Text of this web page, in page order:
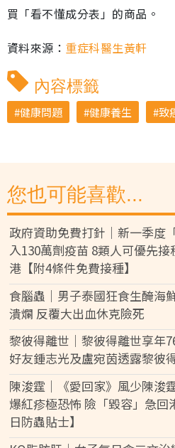
買「看不懂成分表」的商品。
資料來源： 重症科醫生黃軒
內容標籤
健康問題 健康養生 致
您也可能喜歡...
政府資助免費打針｜新一季度
入130萬劑疫苗 8類人可優先
港【附4條件免費接種】
食腦蟲｜男子泰國狂食生醃海
潰爛 反覆大出血休克險死
黎彼得離世｜黎彼得離世享年
好友鍾志光及盧宛茵透露黎彼
陳浚霆｜《愛回家》風少陳浚
爆紅疹極恐怖 險「毀容」急回
日防蟲貼士】